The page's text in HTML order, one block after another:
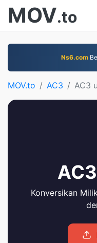
MOV.to
Ns6.com
MOV.to AC3 AC3
AC3
Konversikan